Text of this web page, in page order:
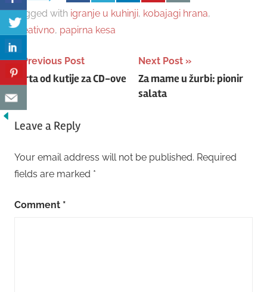
Tagged with igranje u kuhinji, kobajagi hrana,
kreativno, papirna kesa
Post
navigation
Previous Post
Torta od kutije za CD-ove
Next Post
Za mame u žurbi: pionir
salata
Leave a Reply
Your email address will not be published. Required
fields are marked *
Comment *